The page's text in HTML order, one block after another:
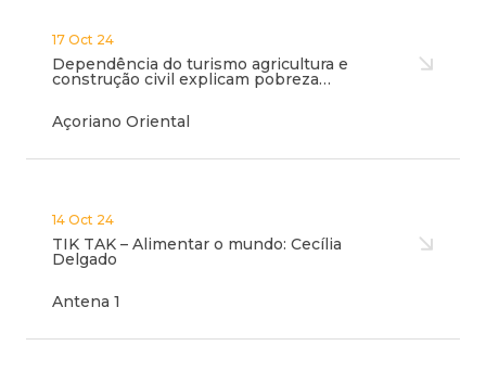
17 Oct 24
Dependência do turismo agricultura e
construção civil explicam pobreza…
Açoriano Oriental
14 Oct 24
TIK TAK – Alimentar o mundo: Cecília
Delgado
Antena 1